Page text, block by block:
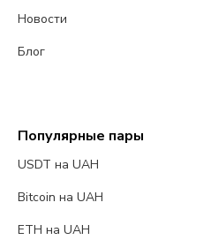
Новости
Блог
Популярные пары
USDT на UAH
Bitcoin на UAH
ETH на UAH